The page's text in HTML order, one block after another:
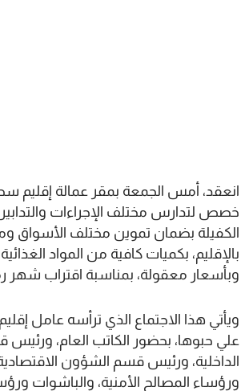
انعقد، أمس الجمعة بمقر عمالة إقليم
خصص لتدارس مختلف الإجراءات والتدابير
الكفيلة بضمان تموين مختلف الأسواق
بالإقليم، بكميات كافية من المواد
وبأسعار معقولة، بمناسبة اقتراب شهر
ويأتي هذا الاجتماع الذي ترأسه عامل
علي حبوها، بحضور الكاتب العام،
الداخلية، ورئيس قسم الشؤون
ورؤساء المصالح الأمنية، والباشوات